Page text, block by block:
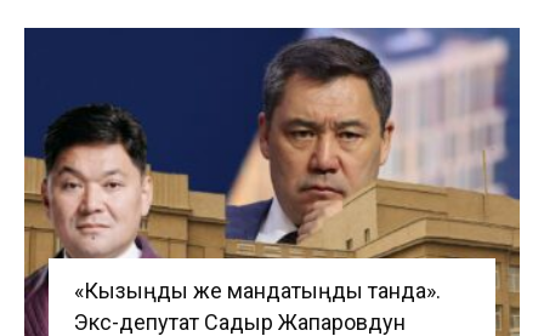
«Кызыңды же мандатыңды танда».
Экс-депутат Садыр Жапаровдун